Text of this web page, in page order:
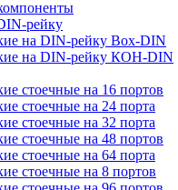
рейку
на DIN-рейку Box-DIN
на DIN-рейку КОН-DIN
стоечные на 16 портов
стоечные на 24 порта
стоечные на 32 порта
стоечные на 48 портов
стоечные на 64 порта
стоечные на 8 портов